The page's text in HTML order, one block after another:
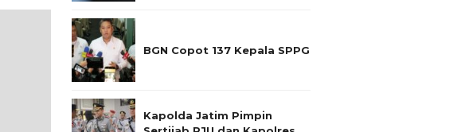
BGN Copot 137 Kepala SPPG
Kapolda Jatim Pimpin